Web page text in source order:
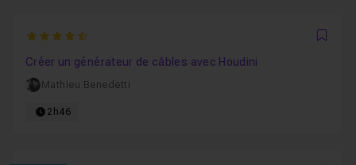
4.25
Créer un générateur de câbles avec Houdini
Mathieu Benedetti
2h46